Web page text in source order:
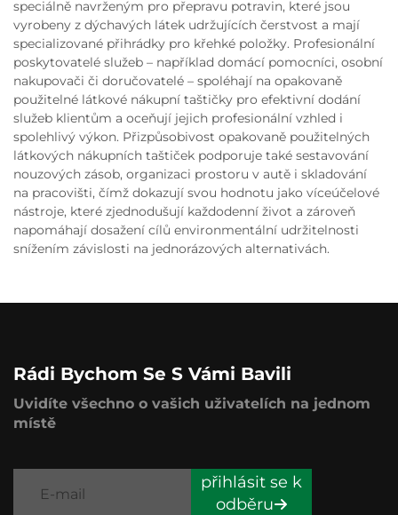
speciálně navrženým pro přepravu potravin, které jsou
vyrobeny z dýchavých látek udržujících čerstvost a mají
specializované přihrádky pro křehké položky. Profesionální
poskytovatelé služeb – například domácí pomocníci, osobní
nakupovači či doručovatelé – spoléhají na opakovaně
použitelné látkové nákupní taštičky pro efektivní dodání
služeb klientům a oceňují jejich profesionální vzhled i
spolehlivý výkon. Přizpůsobivost opakovaně použitelných
látkových nákupních taštiček podporuje také sestavování
nouzových zásob, organizaci prostoru v autě i skladování
na pracovišti, čímž dokazují svou hodnotu jako víceúčelové
nástroje, které zjednodušují každodenní život a zároveň
napomáhají dosažení cílů environmentální udržitelnosti
snížením závislosti na jednorázových alternativách.
Rádi Bychom Se S Vámi Bavili
Uvidíte všechno o vašich uživatelích na jednom
místě
přihlásit se k
odběru